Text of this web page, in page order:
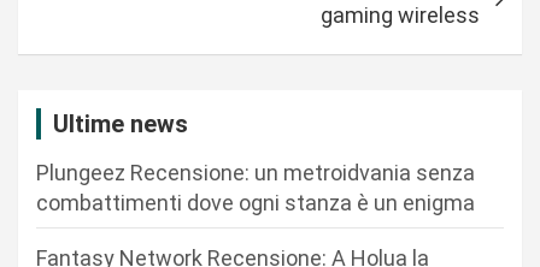
a
gaming wireless
Ultime news
Plungeez Recensione: un metroidvania senza
combattimenti dove ogni stanza è un enigma
Fantasy Network Recensione: A Holua la